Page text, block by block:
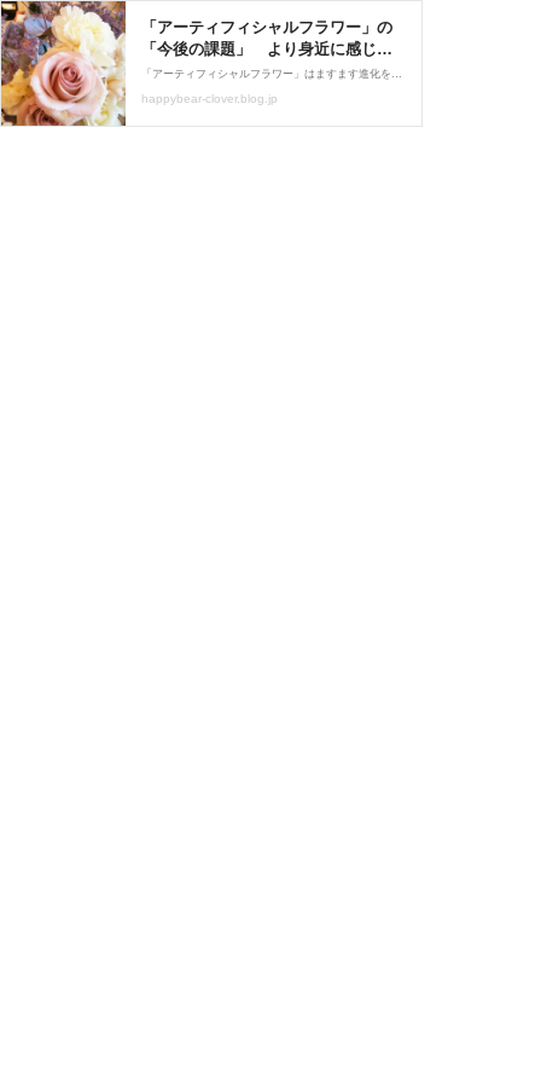
「アーティフィシャルフラワー」の
「今後の課題」 より身近に感じる
為に… : 四つ葉のくまさんの癒しの
お花、時々お料理日記
「アーティフィシャルフラワー」はますます進化を遂げています。しかしコスト面や専門店の少なさなど「課題」もあります。「アーティフィシャルフラワー」の今後について3つのポイントで解説します。
happybear-clover.blog.jp